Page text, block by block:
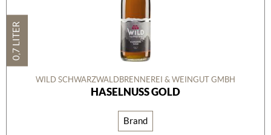
0,7 LITER
WILD SCHWARZWALDBRENNEREI & WEINGUT GMBH
HASELNUSS GOLD
Brand